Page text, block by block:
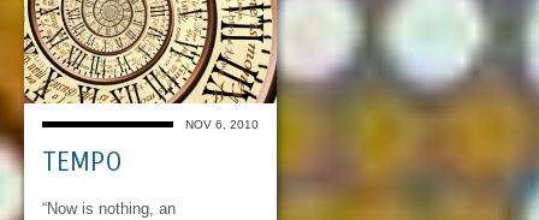
NOV 6, 2010
TEMPO
“Now is nothing, an